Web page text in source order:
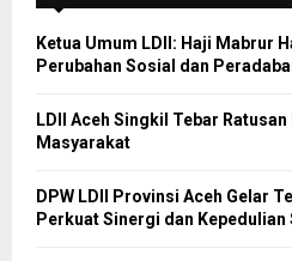
Ketua Umum LDII: Haji Mabrur
Perubahan Sosial dan
LDII Aceh Singkil Tebar
Masyarakat
DPW LDII Provinsi Aceh Gelar
Perkuat Sinergi dan Kepedulian